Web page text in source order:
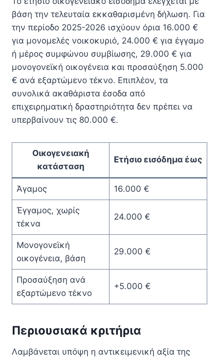
βάση την τελευταία εκκαθαρισμένη δήλωση. Για
την περίοδο 2025-2026 ισχύουν όρια 16.000 €
για μονομελές νοικοκυριό, 24.000 € για έγγαμο
ή μέρος συμφώνου συμβίωσης, 29.000 € για
μονογονεϊκή οικογένεια και προσαύξηση 5.000
€ ανά εξαρτώμενο τέκνο. Επιπλέον, τα
συνολικά ακαθάριστα έσοδα από
επιχειρηματική δραστηριότητα δεν πρέπει να
υπερβαίνουν τις 80.000 €.
Οικογενειακή
κατάσταση
Ετήσιο εισόδημα έως
Άγαμος 16.000 €
Έγγαμος, χωρίς
τέκνα
24.000 €
Μονογονεϊκή
οικογένεια, βάση
29.000 €
Προσαύξηση ανά
εξαρτώμενο τέκνο
+5.000 €
Περιουσιακά κριτήρια
Λαμβάνεται υπόψη η αντικειμενική αξία της